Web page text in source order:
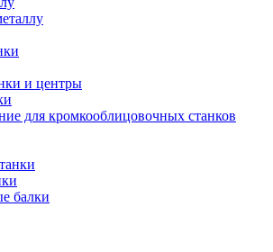
и центры
для кромкооблицовочных станков
балки